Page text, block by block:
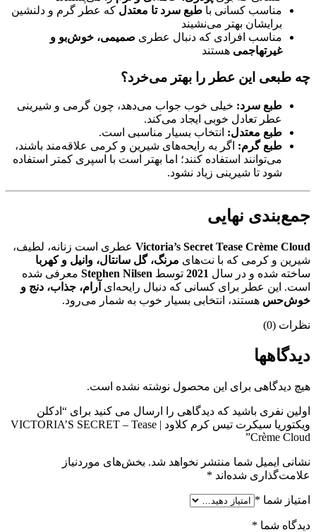
مناسب کسانی با طبع سرد تا معتدل که عطر گرم و دلنشین
برایشان بهتر می‌نشیند
مناسب افرادی که دنبال عطری صمیمی، خوش‌بو و
غیرتهاجمی هستند
چه طبعی این عطر را بهتر می‌خرد؟
طبع سرد: خیلی خوب جواب می‌دهد، چون گرمی و شیرینی
عطر تعادل خوبی ایجاد می‌کند.
طبع معتدل: انتخاب بسیار مناسبی است.
طبع گرم: اگر به رایحه‌های شیرین و کرمی علاقه‌مند باشند،
می‌توانند استفاده کنند؛ اما بهتر است با اسپری کمتر استفاده
شود تا شیرینی زیاد نشود.
جمع‌بندی نهایی
Victoria’s Secret Tease Crème Cloud عطری است زنانه، لطیف،
شیرین و کرمی که با نت‌های مرنگ، گل سانتال، وانیل و کهربا
ساخته شده و در سال 2021 توسط Stephen Nilsen معرفی شده
است. این عطر برای کسانی که دنبال رایحه‌ای آرام، جذاب، دنج و
خوش‌حس هستند، انتخابی بسیار خوب به شمار می‌رود.
نظرات (0)
دیدگاهها
هیچ دیدگاهی برای این محصول نوشته نشده است.
اولین نفری باشید که دیدگاهی را ارسال می کنید برای “ادکلن
ویکتوریا سیکرت تیس کرم کلاود | VICTORIA’S SECRET – Tease
Crème Cloud”
نشانی ایمیل شما منتشر نخواهد شد. بخش‌های موردنیاز
علامت‌گذاری شده‌اند *
امتیاز شما *
دیدگاه شما *